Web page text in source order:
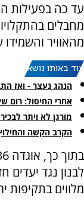
עד כה בפעילות
מחבלים
מהאוויר
עוד באותו נושא:
הנהג נעצר - ואז
‏אחרי החיסול: רום
מורגן לא ויתר
הקרב הקשה
לבנון נגד
מלווים בתקיפות ירי של